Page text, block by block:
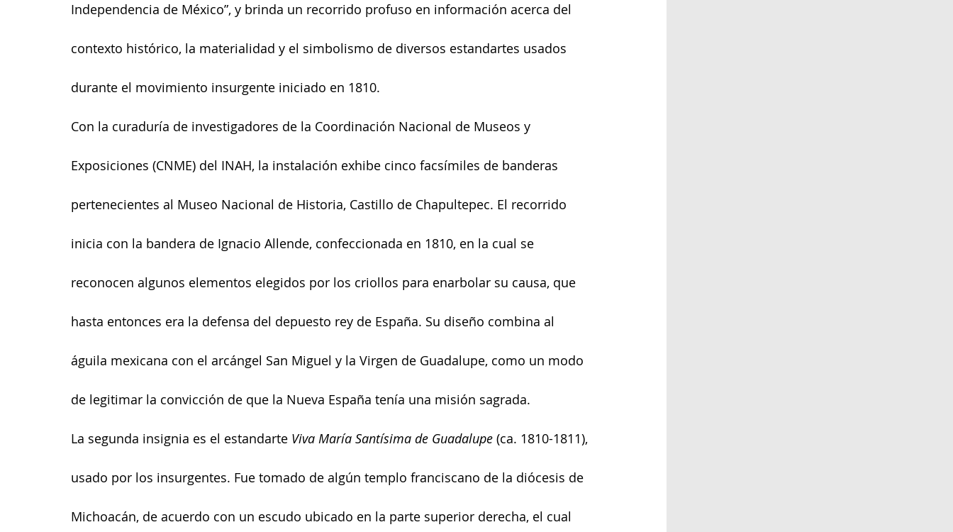
Independencia de México”, y brinda un recorrido profuso en información acerca del
contexto histórico, la materialidad y el simbolismo de diversos estandartes usados
durante el movimiento insurgente iniciado en 1810.
Con la curaduría de investigadores de la Coordinación Nacional de Museos y
Exposiciones (CNME) del INAH, la instalación exhibe cinco facsímiles de banderas
pertenecientes al Museo Nacional de Historia, Castillo de Chapultepec. El recorrido
inicia con la bandera de Ignacio Allende, confeccionada en 1810, en la cual se
reconocen algunos elementos elegidos por los criollos para enarbolar su causa, que
hasta entonces era la defensa del depuesto rey de España. Su diseño combina al
águila mexicana con el arcángel San Miguel y la Virgen de Guadalupe, como un modo
de legitimar la convicción de que la Nueva España tenía una misión sagrada.
La segunda insignia es el estandarte Viva María Santísima de Guadalupe (ca. 1810-1811),
usado por los insurgentes. Fue tomado de algún templo franciscano de la diócesis de
Michoacán, de acuerdo con un escudo ubicado en la parte superior derecha, el cual